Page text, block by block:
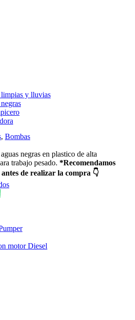
y lluvias
, Bombas
negras en plastico de alta
trabajo pesado. *Recomendamos
de realizar la compra 👇
motor Diesel